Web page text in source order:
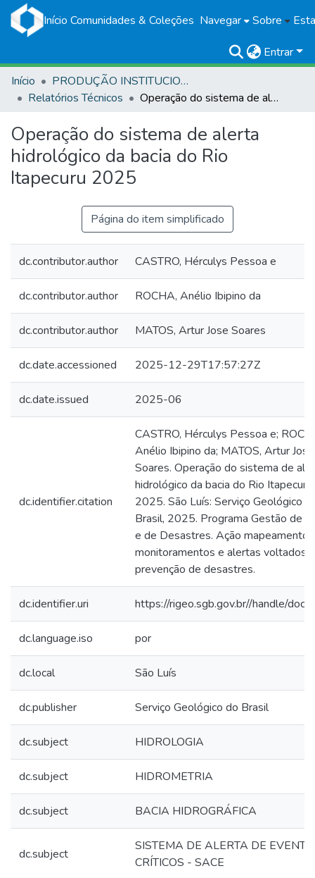
Início Comunidades & Coleções Navegar Sobre
Entrar
Início
PRODUÇÃO INSTITUCIONAL
Relatórios Técnicos
Operação do sistema de alerta hidrológico da bacia do Rio Itapecuru 2025
Operação do sistema de alerta
hidrológico da bacia do Rio
Itapecuru 2025
Página do item simplificado
dc.contributor.author CASTRO, Hérculys Pessoa e
dc.contributor.author ROCHA, Anélio Ibipino da
dc.contributor.author MATOS, Artur Jose Soares
dc.date.accessioned 2025-12-29T17:57:27Z
dc.date.issued 2025-06
dc.identifier.citation
CASTRO, Hérculys Pessoa e;
Anélio Ibipino da; MATOS, Artur Jose
Soares. Operação do sistema de
hidrológico da bacia do Rio Itapecuru
2025. São Luís: Serviço Geológico
Brasil, 2025. Programa Gestão de
e de Desastres. Ação
monitoramentos e alertas voltados à
prevenção de desastres.
dc.identifier.uri https://rigeo.sgb.gov.br//handle/
dc.language.iso por
dc.local São Luís
dc.publisher Serviço Geológico do Brasil
dc.subject HIDROLOGIA
dc.subject HIDROMETRIA
dc.subject BACIA HIDROGRÁFICA
dc.subject
SISTEMA DE ALERTA DE
CRÍTICOS - SACE